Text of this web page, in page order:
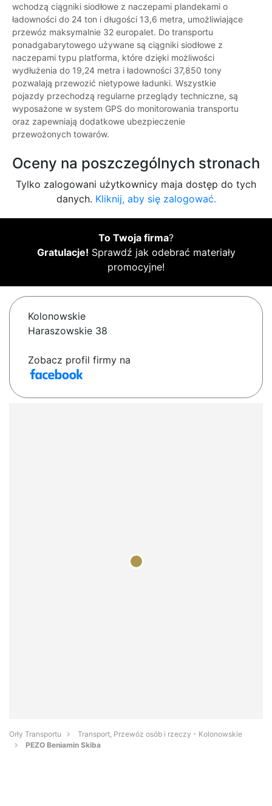
wchodzą ciągniki siodłowe z naczepami plandekami o
ładowności do 24 ton i długości 13,6 metra, umożliwiające
przewóz maksymalnie 32 europalet. Do transportu
ponadgabarytowego używane są ciągniki siodłowe z
naczepami typu platforma, które dzięki możliwości
wydłużenia do 19,24 metra i ładowności 37,850 tony
pozwalają przewozić nietypowe ładunki. Wszystkie
pojazdy przechodzą regularne przeglądy techniczne, są
wyposażone w system GPS do monitorowania transportu
oraz zapewniają dodatkowe ubezpieczenie
przewożonych towarów.
Oceny na poszczególnych stronach
Tylko zalogowani użytkownicy maja dostęp do tych
danych. Kliknij, aby się zalogować.
To Twoja firma?
Gratulacje! Sprawdź jak odebrać materiały
promocyjne!
Kolonowskie
Haraszowskie 38
Zobacz profil firmy na
Orły Transportu
Transport, Przewóz osób i rzeczy - Kolonowskie
PEZO Beniamin Skiba